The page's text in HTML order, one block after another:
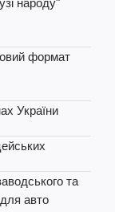
народу"
формат
України
та
авто